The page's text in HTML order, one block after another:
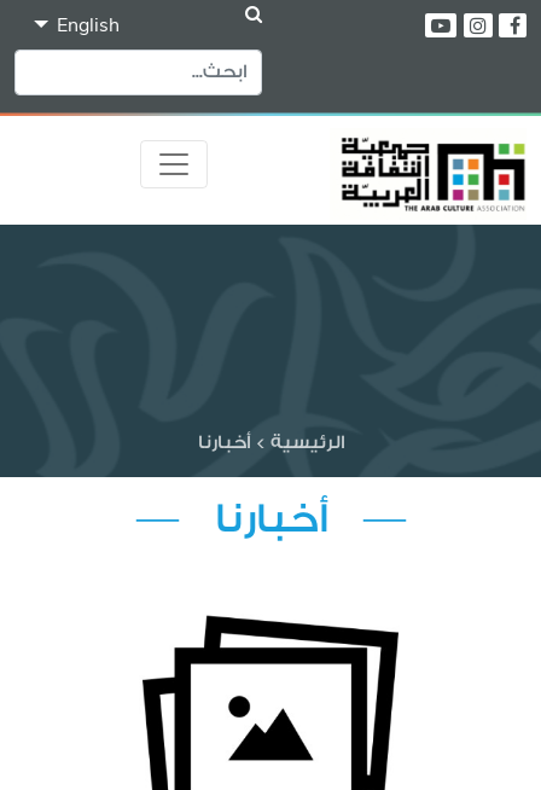
English
الرئيسية >أخبارنا
— أخبارنا —